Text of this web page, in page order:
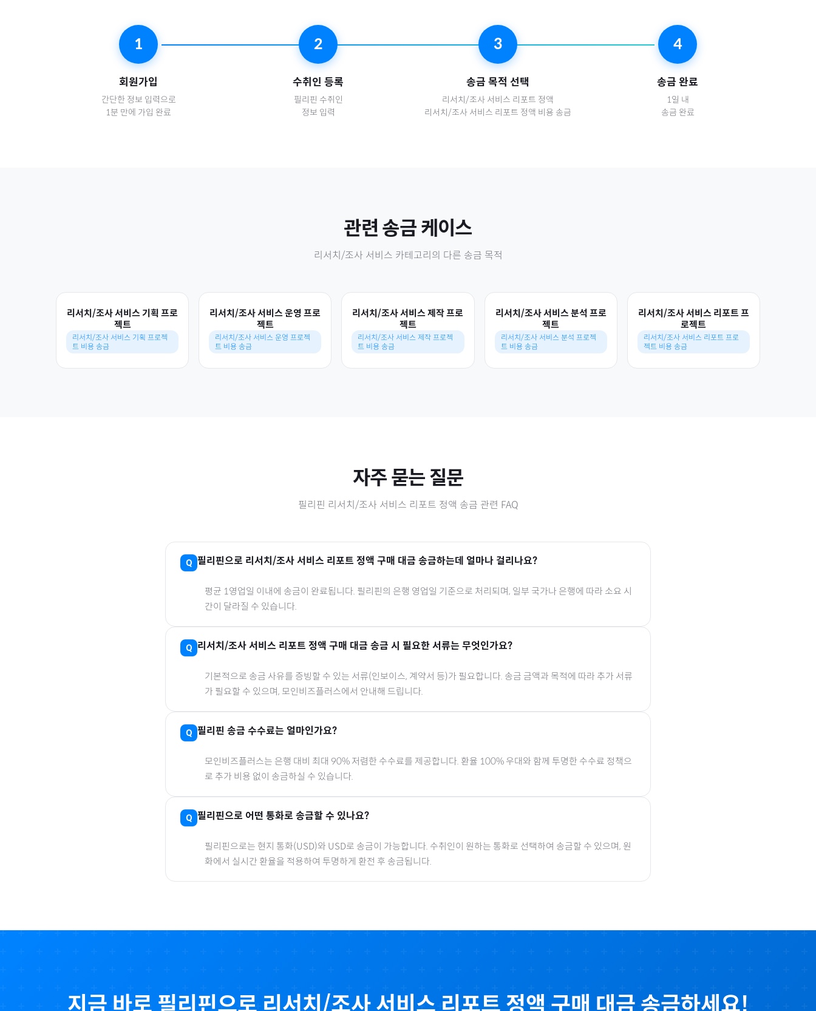
1
회원가입
간단한 정보 입력으로
1분 만에 가입 완료
2
수취인 등록
필리핀 수취인
정보 입력
3
송금 목적 선택
리서치/조사 서비스 리포트 정액
리서치/조사 서비스 리포트 정액 비용 송금
4
송금 완료
1일 내
송금 완료
관련 송금 케이스
리서치/조사 서비스 카테고리의 다른 송금 목적
리서치/조사 서비스 기획 프로
젝트
리서치/조사 서비스 기획 프로젝
트 비용 송금
리서치/조사 서비스 운영 프로
젝트
리서치/조사 서비스 운영 프로젝
트 비용 송금
리서치/조사 서비스 제작 프로
젝트
리서치/조사 서비스 제작 프로젝
트 비용 송금
리서치/조사 서비스 분석 프로
젝트
리서치/조사 서비스 분석 프로젝
트 비용 송금
리서치/조사 서비스 리포트 프
로젝트
리서치/조사 서비스 리포트 프로
젝트 비용 송금
자주 묻는 질문
필리핀 리서치/조사 서비스 리포트 정액 송금 관련 FAQ
필리핀으로 리서치/조사 서비스 리포트 정액 구매 대금 송금하는데 얼마나 걸리나요?
평균 1영업일 이내에 송금이 완료됩니다. 필리핀의 은행 영업일 기준으로 처리되며, 일부 국가나 은행에 따라 소요 시
간이 달라질 수 있습니다.
리서치/조사 서비스 리포트 정액 구매 대금 송금 시 필요한 서류는 무엇인가요?
기본적으로 송금 사유를 증빙할 수 있는 서류(인보이스, 계약서 등)가 필요합니다. 송금 금액과 목적에 따라 추가 서류
가 필요할 수 있으며, 모인비즈플러스에서 안내해 드립니다.
필리핀 송금 수수료는 얼마인가요?
모인비즈플러스는 은행 대비 최대 90% 저렴한 수수료를 제공합니다. 환율 100% 우대와 함께 투명한 수수료 정책으
로 추가 비용 없이 송금하실 수 있습니다.
필리핀으로 어떤 통화로 송금할 수 있나요?
필리핀으로는 현지 통화(USD)와 USD로 송금이 가능합니다. 수취인이 원하는 통화로 선택하여 송금할 수 있으며, 원
화에서 실시간 환율을 적용하여 투명하게 환전 후 송금됩니다.
지금 바로 필리핀으로 리서치/조사 서비스 리포트 정액 구매 대금 송금하세요!